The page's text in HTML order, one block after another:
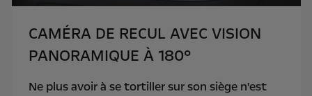
CAMÉRA DE RECUL AVEC VISION
PANORAMIQUE À 180°
Ne plus avoir à se tortiller sur son siège n'est